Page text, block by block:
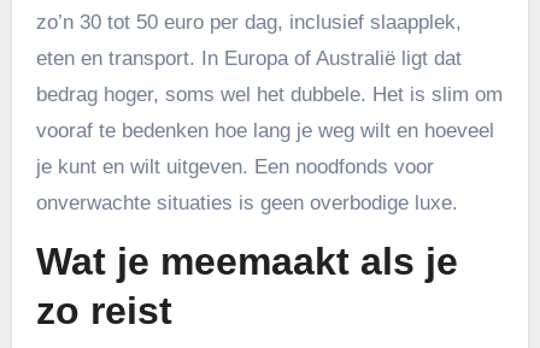
zo’n 30 tot 50 euro per dag, inclusief slaapplek,
eten en transport. In Europa of Australië ligt dat
bedrag hoger, soms wel het dubbele. Het is slim om
vooraf te bedenken hoe lang je weg wilt en hoeveel
je kunt en wilt uitgeven. Een noodfonds voor
onverwachte situaties is geen overbodige luxe.
Wat je meemaakt als je
zo reist